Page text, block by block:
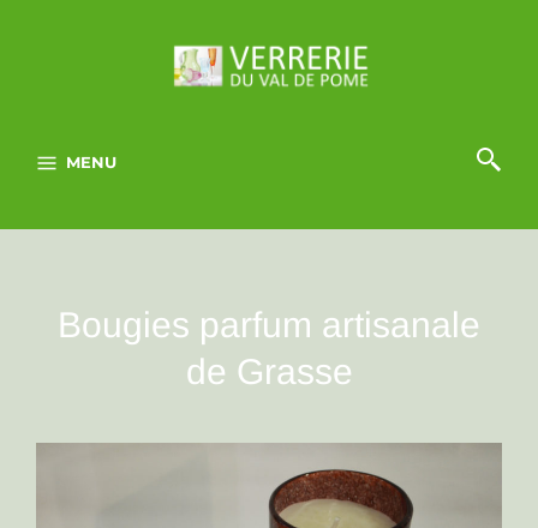
MENU
Bougies parfum artisanale
de Grasse